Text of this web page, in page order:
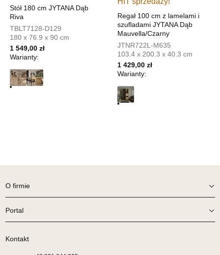
Adres e-mail: salon@mebleexpo.com.pl
Pn-Pt: 10:00-18:00, Sb: 10:00-15:00
1 249,00 zł 999,20 zł
Najniższa cena sprzedawcy z ostatnich 30 dni
Godziny otwarcia
Najniższa cena sprzedawcy z ostatnich 30 dni 1 249,00 zł
Stół 180 cm JYTANA Dąb
Riva
TBLT7128-D129
180 x 76.9 x 90 cm
1 549,00 zł
Warianty:
Regał 100 cm z lamelami i
szufladami JYTANA Dąb
Mauvella/Czarny
JTNR722L-M635
103.4 x 200.3 x 40.3 cm
1 429,00 zł
Warianty:
O firmie
Portal
Kontakt